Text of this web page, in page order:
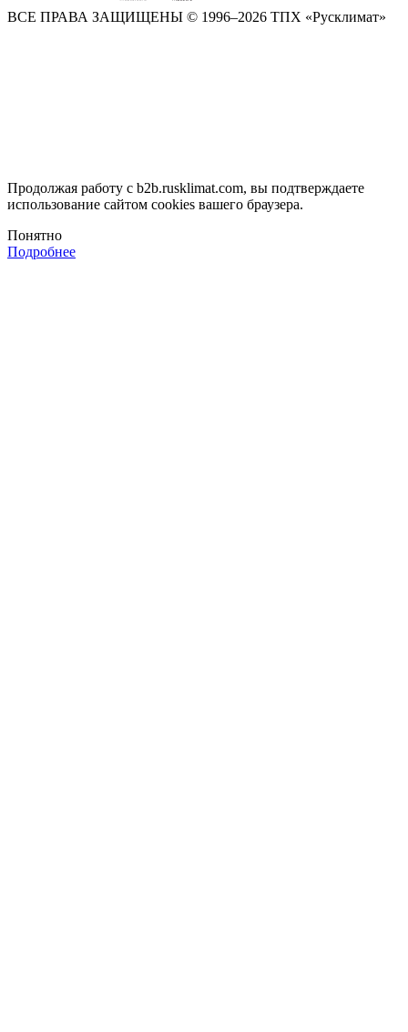
ВСЕ ПРАВА ЗАЩИЩЕНЫ © 1996–2026 ТПХ «Русклимат»
Продолжая работу с b2b.rusklimat.com, вы подтверждаете
использование сайтом cookies вашего браузера.
Понятно
Подробнее